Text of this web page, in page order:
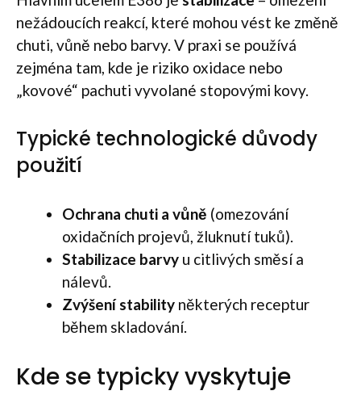
nežádoucích reakcí, které mohou vést ke změně
chuti, vůně nebo barvy. V praxi se používá
zejména tam, kde je riziko oxidace nebo
„kovové“ pachuti vyvolané stopovými kovy.
Typické technologické důvody
použití
Ochrana chuti a vůně (omezování
oxidačních projevů, žluknutí tuků).
Stabilizace barvy u citlivých směsí a
nálevů.
Zvýšení stability některých receptur
během skladování.
Kde se typicky vyskytuje